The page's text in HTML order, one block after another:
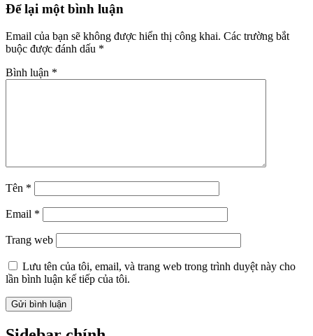
Để lại một bình luận
Email của bạn sẽ không được hiển thị công khai. Các trường bắt
buộc được đánh dấu *
Bình luận *
Tên *
Email *
Trang web
Lưu tên của tôi, email, và trang web trong trình duyệt này cho
lần bình luận kế tiếp của tôi.